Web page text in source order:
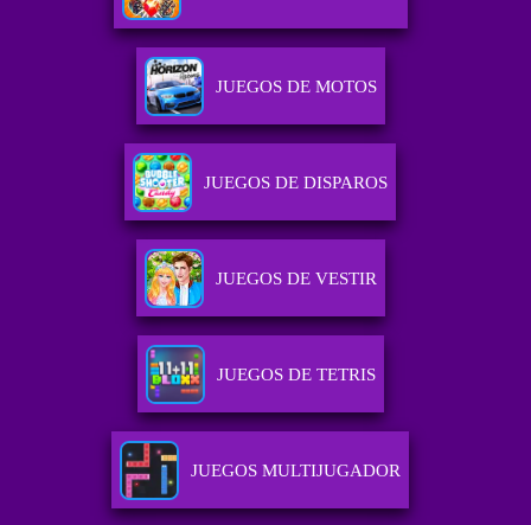
JUEGOS DE MOTOS
JUEGOS DE DISPAROS
JUEGOS DE VESTIR
JUEGOS DE TETRIS
JUEGOS MULTIJUGADOR